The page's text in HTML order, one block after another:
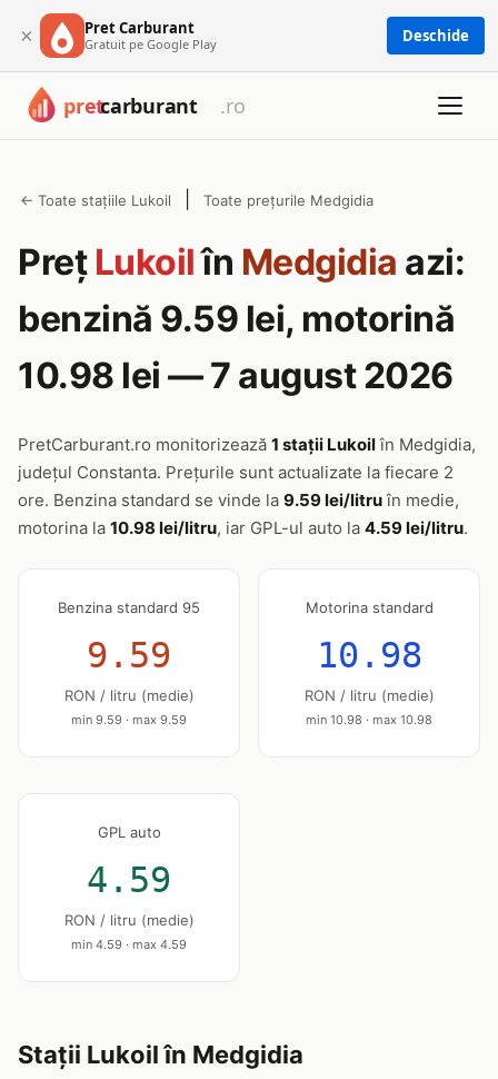
× Pret Carburant
Gratuit pe Google Play Deschide
← Toate stațiile Lukoil Toate prețurile Medgidia
Preț Lukoilîn Medgidia azi:
benzină 9.59 lei, motorină
10.98 lei — 7 august 2026
PretCarburant.ro monitorizează 1 stații Lukoilîn Medgidia,
județul Constanta. Prețurile sunt actualizate la fiecare 2
ore. Benzina standard se vinde la 9.59 lei/litruîn medie,
motorina la 10.98 lei/litru, iar GPL-ul auto la 4.59 lei/litru.
Benzina standard 95
9.59
RON / litru (medie)
min 9.59 · max 9.59
Motorina standard
10.98
RON / litru (medie)
min 10.98 · max 10.98
GPL auto
4.59
RON / litru (medie)
min 4.59 · max 4.59
Stații Lukoil în Medgidia